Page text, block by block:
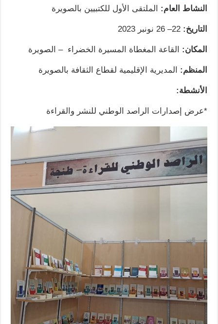
النشاط العام: الملتقى الأول للكتبيين بالصويرة
التاريخ: 22– 26 نونبر 2023
المكان: القاعة المغطاة المسيرة الخضراء – الصويرة
المنظم: المديرية الإقليمية لقطاع الثقافة بالصويرة
الأنشطة:
*عرض إصدارات الراصد الوطني للنشر والقراءة